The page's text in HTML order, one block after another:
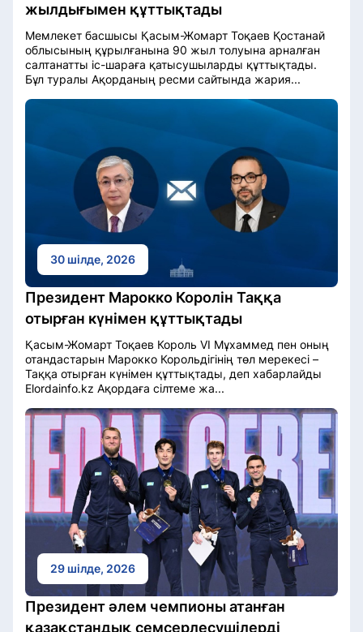
жылдығымен құттықтады
Мемлекет басшысы Қасым-Жомарт Тоқаев Қостанай
облысының құрылғанына 90 жыл толуына арналған
салтанатты іс-шараға қатысушыларды құттықтады.
Бұл туралы Ақорданың ресми сайтында жария...
30 шілде, 2026
Президент Марокко Королін Таққа
отырған күнімен құттықтады
Қасым-Жомарт Тоқаев Король VI Мұхаммед пен оның
отандастарын Марокко Корольдігінің төл мерекесі –
Таққа отырған күнімен құттықтады, деп хабарлайды
Elordainfo.kz Ақордаға сілтеме жа...
29 шілде, 2026
Президент әлем чемпионы атанған
қазақстандық семсерлесушілерді